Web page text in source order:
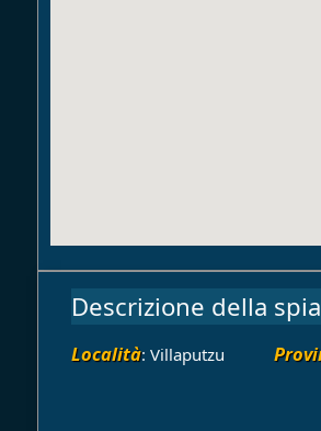
Descrizione della
Località: Villaputzu